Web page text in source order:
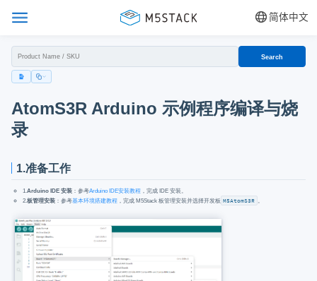
简体中文
Search
AtomS3R Arduino 示例程序编译与烧
录
1.准备工作
1.Arduino IDE 安装：参考Arduino IDE安装教程，完成 IDE 安装。
2.板管理安装：参考基本环境搭建教程，完成 M5Stack 板管理安装并选择开发板 M5AtomS3R 。